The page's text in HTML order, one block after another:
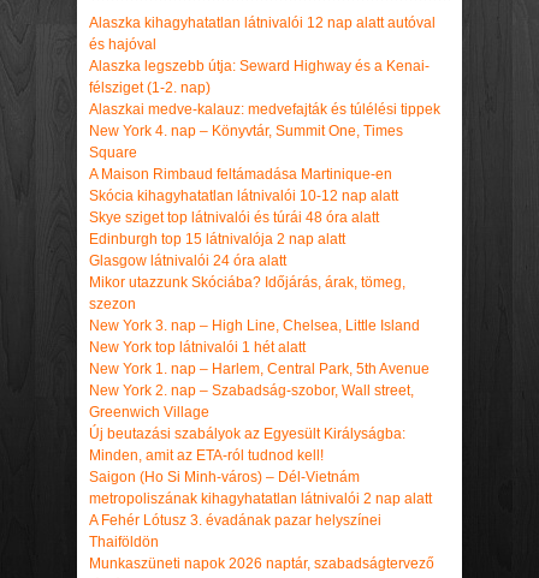
Alaszka kihagyhatatlan látnivalói 12 nap alatt autóval
és hajóval
Alaszka legszebb útja: Seward Highway és a Kenai-
félsziget (1-2. nap)
Alaszkai medve-kalauz: medvefajták és túlélési tippek
New York 4. nap – Könyvtár, Summit One, Times
Square
A Maison Rimbaud feltámadása Martinique-en
Skócia kihagyhatatlan látnivalói 10-12 nap alatt
Skye sziget top látnivalói és túrái 48 óra alatt
Edinburgh top 15 látnivalója 2 nap alatt
Glasgow látnivalói 24 óra alatt
Mikor utazzunk Skóciába? Időjárás, árak, tömeg,
szezon
New York 3. nap – High Line, Chelsea, Little Island
New York top látnivalói 1 hét alatt
New York 1. nap – Harlem, Central Park, 5th Avenue
New York 2. nap – Szabadság-szobor, Wall street,
Greenwich Village
Új beutazási szabályok az Egyesült Királyságba:
Minden, amit az ETA-ról tudnod kell!
Saigon (Ho Si Minh-város) – Dél-Vietnám
metropoliszának kihagyhatatlan látnivalói 2 nap alatt
A Fehér Lótusz 3. évadának pazar helyszínei
Thaiföldön
Munkaszüneti napok 2026 naptár, szabadságtervező